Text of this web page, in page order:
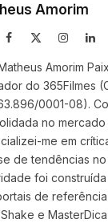
Amorim
Facebook Instagram
Amorim
do 365Filmes
0001-08).
no mercado
me em
de tendências no
foi
de referência
e